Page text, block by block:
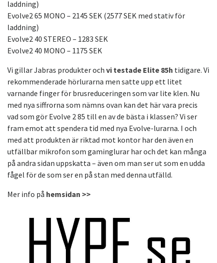
laddning)
Evolve2 65 MONO – 2145 SEK (2577 SEK med stativ för
laddning)
Evolve2 40 STEREO – 1283 SEK
Evolve2 40 MONO – 1175 SEK
Vi gillar Jabras produkter och vi testade Elite 85h tidigare. Vi
rekommenderade hörlurarna men satte upp ett litet
varnande finger för brusreduceringen som var lite klen. Nu
med nya siffrorna som nämns ovan kan det här vara precis
vad som gör Evolve 2 85 till en av de bästa i klassen? Vi ser
fram emot att spendera tid med nya Evolve-lurarna. I och
med att produkten är riktad mot kontor har den även en
utfällbar mikrofon som gaminglurar har och det kan många
på andra sidan uppskatta – även om man ser ut som en udda
fågel för de som ser en på stan med denna utfälld.
Mer info på hemsidan >>